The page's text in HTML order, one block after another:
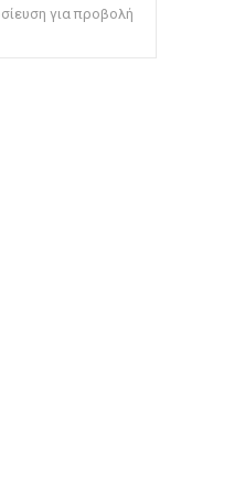
για προβολή